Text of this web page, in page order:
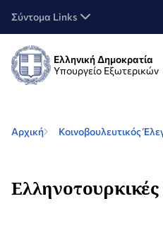
Σύντομα Links
Ελληνική Δημοκρατία
Υπουργείο Εξωτερικών
Αρχική Κοινοβουλευτικός
Ελληνοτουρκικές